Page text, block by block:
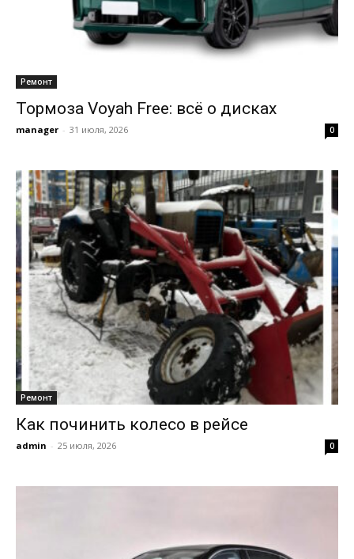
Ремонт
Тормоза Voyah Free: всё о дисках
manager - 31 июля, 2026 0
Ремонт
Как починить колесо в рейсе
admin - 25 июля, 2026 0